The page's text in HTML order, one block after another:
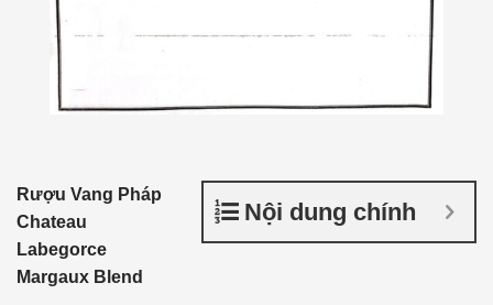
Nội dung chính
Rượu Vang Pháp
Chateau
Labegorce
Margaux Blend